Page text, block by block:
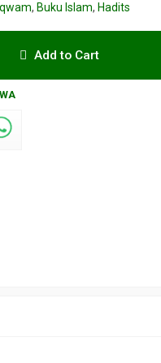
, Buku Islam, Hadits
Add to Cart